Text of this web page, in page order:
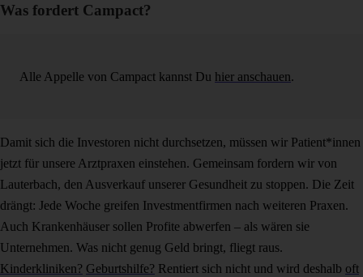
Was fordert Campact?
Alle Appelle von Campact kannst Du hier anschauen.
Damit sich die Investoren nicht durchsetzen, müssen wir Patient*innen
jetzt für unsere Arztpraxen einstehen. Gemeinsam fordern wir von
Lauterbach, den Ausverkauf unserer Gesundheit zu stoppen. Die Zeit
drängt: Jede Woche greifen Investmentfirmen nach weiteren Praxen.
Auch Krankenhäuser sollen Profite abwerfen – als wären sie
Unternehmen. Was nicht genug Geld bringt, fliegt raus.
Kinderkliniken? Geburtshilfe? Rentiert sich nicht und wird deshalb oft